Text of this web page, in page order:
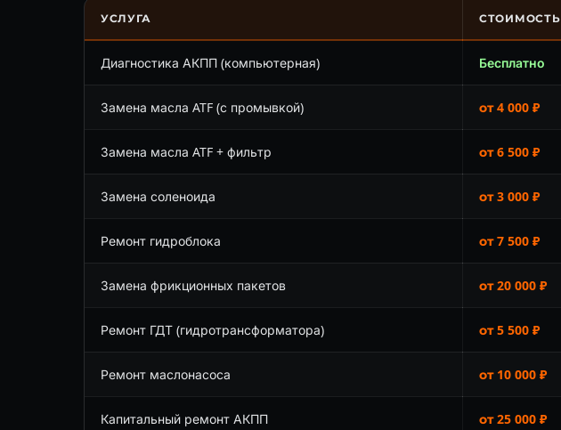
УСЛУГА СТОИМОСТЬ
Диагностика АКПП (компьютерная) Бесплатно
Замена масла ATF (с промывкой) от 4 000 ₽
Замена масла ATF + фильтр от 6 500 ₽
Замена соленоида от 3 000 ₽
Ремонт гидроблока от 7 500 ₽
Замена фрикционных пакетов от 20 000 ₽
Ремонт ГДТ (гидротрансформатора) от 5 500 ₽
Ремонт маслонасоса от 10 000 ₽
Капитальный ремонт АКПП от 25 000 ₽